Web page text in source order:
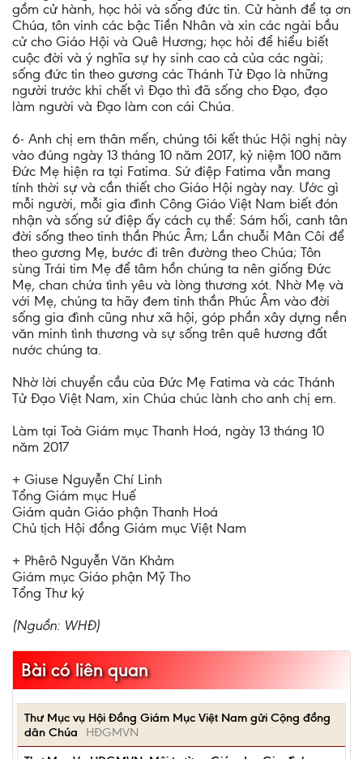
gồm cử hành, học hỏi và sống đức tin. Cử hành để tạ ơn
Chúa, tôn vinh các bậc Tiền Nhân và xin các ngài bầu
cử cho Giáo Hội và Quê Hương; học hỏi để hiểu biết
cuộc đời và ý nghĩa sự hy sinh cao cả của các ngài;
sống đức tin theo gương các Thánh Tử Đạo là những
người trước khi chết vì Đạo thì đã sống cho Đạo, đạo
làm người và Đạo làm con cái Chúa.
6- Anh chị em thân mến, chúng tôi kết thúc Hội nghị này
vào đúng ngày 13 tháng 10 năm 2017, kỷ niệm 100 năm
Đức Mẹ hiện ra tại Fatima. Sứ điệp Fatima vẫn mang
tính thời sự và cần thiết cho Giáo Hội ngày nay. Ước gì
mỗi người, mỗi gia đình Công Giáo Việt Nam biết đón
nhận và sống sứ điệp ấy cách cụ thể: Sám hối, canh tân
đời sống theo tinh thần Phúc Âm; Lần chuỗi Mân Côi để
theo gương Mẹ, bước đi trên đường theo Chúa; Tôn
sùng Trái tim Mẹ để tâm hồn chúng ta nên giống Đức
Mẹ, chan chứa tình yêu và lòng thương xót. Nhờ Mẹ và
với Mẹ, chúng ta hãy đem tinh thần Phúc Âm vào đời
sống gia đình cũng như xã hội, góp phần xây dựng nền
văn minh tình thương và sự sống trên quê hương đất
nước chúng ta.
Nhờ lời chuyển cầu của Đức Mẹ Fatima và các Thánh
Tử Đạo Việt Nam, xin Chúa chúc lành cho anh chị em.
Làm tại Toà Giám mục Thanh Hoá, ngày 13 tháng 10
năm 2017
+ Giuse Nguyễn Chí Linh
Tổng Giám mục Huế
Giám quản Giáo phận Thanh Hoá
Chủ tịch Hội đồng Giám mục Việt Nam
+ Phêrô Nguyễn Văn Khảm
Giám mục Giáo phận Mỹ Tho
Tổng Thư ký
(Nguồn: WHĐ)
Bài có liên quan
Thư Mục vụ Hội Đồng Giám Mục Việt Nam gửi Cộng đồng
dân Chúa
HĐGMVN